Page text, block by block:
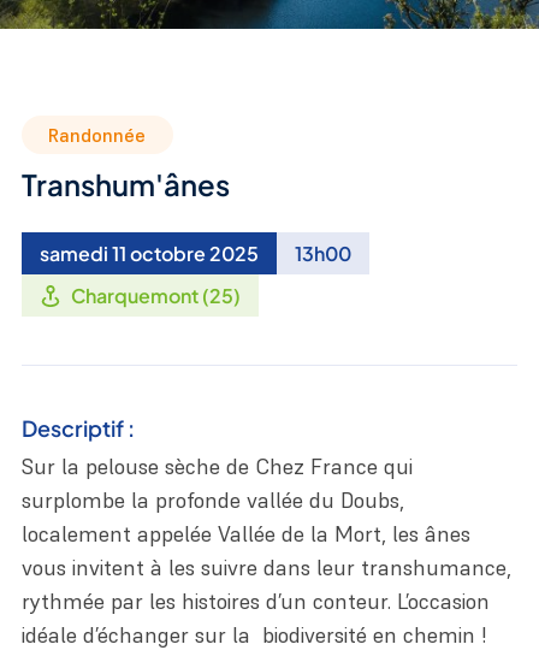
Randonnée
Transhum'ânes
samedi 11 octobre 2025
13h00
Charquemont (25)
Descriptif :
Sur la pelouse sèche de Chez France qui
surplombe la profonde vallée du Doubs,
localement appelée Vallée de la Mort, les ânes
vous invitent à les suivre dans leur transhumance,
rythmée par les histoires d’un conteur. L’occasion
idéale d’échanger sur la biodiversité en chemin !